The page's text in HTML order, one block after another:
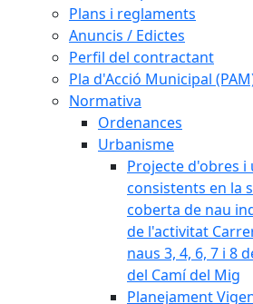
Plans i reglaments
Anuncis / Edictes
Perfil del contractant
Pla d'Acció Municipal
Normativa
Ordenances
Urbanisme
Projecte d'obres i
consistents en la
coberta de nau
de l'activitat
naus 3, 4, 6, 7 i 8
del Camí del Mig
Planejament